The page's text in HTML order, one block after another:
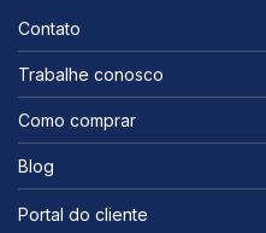
Contato
Trabalhe conosco
Como comprar
Blog
Portal do cliente